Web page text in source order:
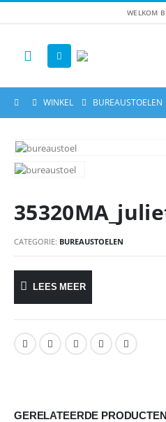
WELKOM
WINKEL BUREAUSTOELEN
CATEGORIE: BUREAUSTOELEN
LEES MEER
GERELATEERDE PRODUCTEN